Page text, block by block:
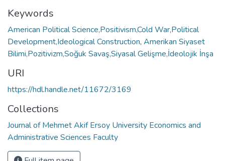
Keywords
American Political Science,Positivism,Cold War,Political
Development,Ideological Construction, Amerikan Siyaset
Bilimi,Pozitivizm,Soğuk Savaş,Siyasal Gelişme,İdeolojik İnşa
URI
https://hdl.handle.net/11672/3169
Collections
Journal of Mehmet Akif Ersoy University Economics and
Administrative Sciences Faculty